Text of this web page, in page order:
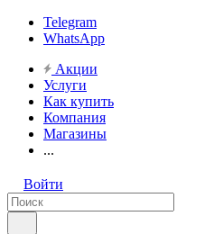
Telegram
WhatsApp
Акции
Услуги
Как купить
Компания
Магазины
...
Войти